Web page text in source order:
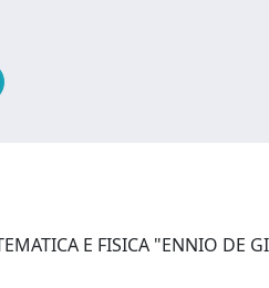
E FISICA "ENNIO DE